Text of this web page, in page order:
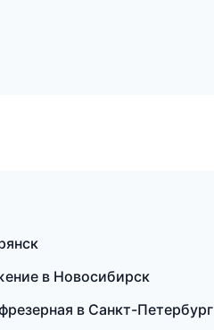
в Новосибирск
в Санкт-Петербург